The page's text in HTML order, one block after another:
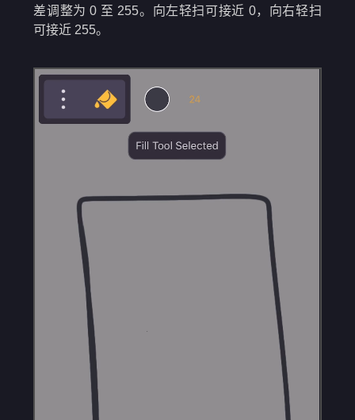
差调整为 0 至 255。向左轻扫可接近 0，向右轻扫
可接近 255。